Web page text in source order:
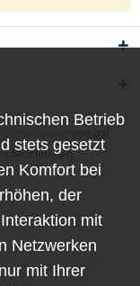
beschrieben
Betrieb
stets gesetzt
Komfort bei
der
mit
Netzwerken
mit Ihrer